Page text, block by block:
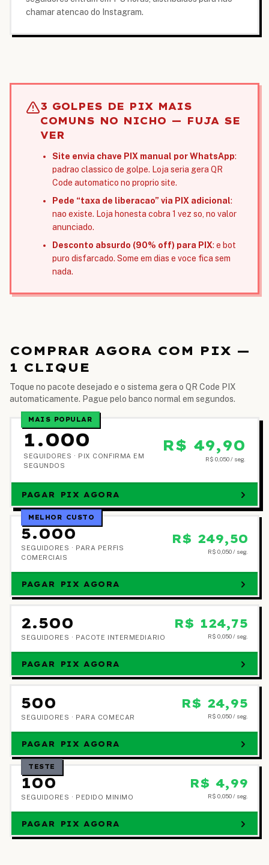
chamar atencao do Instagram.
3 GOLPES DE PIX MAIS
COMUNS NO NICHO — FUJA SE
VER
Site envia chave PIX manual por WhatsApp:
padrao classico de golpe. Loja seria gera QR
Code automatico no proprio site.
Pede “taxa de liberacao” via PIX adicional:
nao existe. Loja honesta cobra 1 vez so, no valor
anunciado.
Desconto absurdo (90% off) para PIX: e bot
puro disfarcado. Some em dias e voce fica sem
nada.
COMPRAR AGORA COM PIX —
1 CLIQUE
Toque no pacote desejado e o sistema gera o QR Code PIX
automaticamente. Pague pelo banco normal em segundos.
MAIS POPULAR
1.000
SEGUIDORES · PIX CONFIRMA EM
SEGUNDOS
R$ 49,90
R$ 0,050/ seg.
PAGAR PIX AGORA
MELHOR CUSTO
5.000
SEGUIDORES · PARA PERFIS
COMERCIAIS
R$ 249,50
R$ 0,050/ seg.
PAGAR PIX AGORA
2.500
SEGUIDORES · PACOTE INTERMEDIARIO
R$ 124,75
R$ 0,050/ seg.
PAGAR PIX AGORA
500
SEGUIDORES · PARA COMECAR
R$ 24,95
R$ 0,050/ seg.
PAGAR PIX AGORA
TESTE
100
SEGUIDORES · PEDIDO MINIMO
R$ 4,99
R$ 0,050/ seg.
PAGAR PIX AGORA